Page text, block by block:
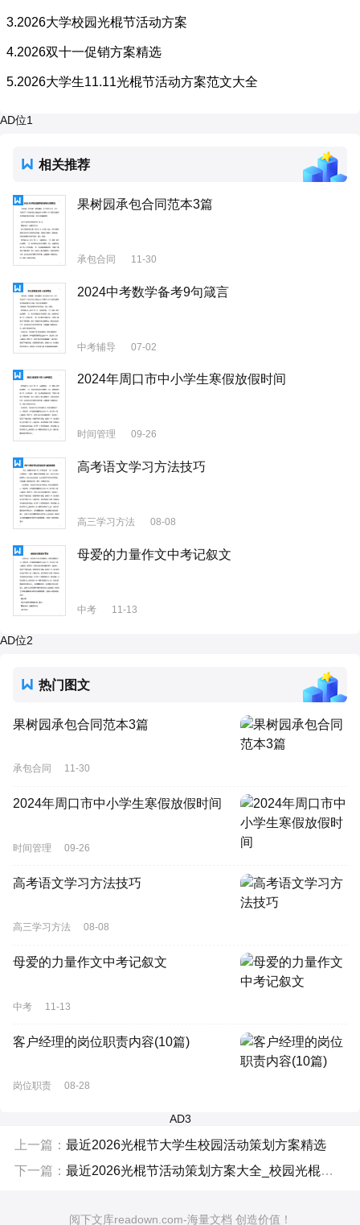
3.2026大学校园光棍节活动方案
4.2026双十一促销方案精选
5.2026大学生11.11光棍节活动方案范文大全
AD位1
相关推荐
果树园承包合同范本3篇
承包合同 11-30
2024中考数学备考9句箴言
中考辅导 07-02
2024年周口市中小学生寒假放假时间
时间管理 09-26
高考语文学习方法技巧
高三学习方法 08-08
母爱的力量作文中考记叙文
中考 11-13
AD位2
热门图文
果树园承包合同范本3篇
承包合同 11-30
2024年周口市中小学生寒假放假时间
时间管理 09-26
高考语文学习方法技巧
高三学习方法 08-08
母爱的力量作文中考记叙文
中考 11-13
客户经理的岗位职责内容(10篇)
岗位职责 08-28
AD3
上一篇： 最近2026光棍节大学生校园活动策划方案精选
下一篇： 最近2026光棍节活动策划方案大全_校园光棍节活动方案5篇精选
阅下文库readown.com-海量文档 创造价值！